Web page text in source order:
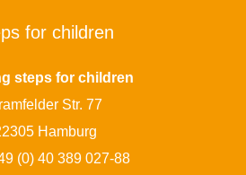
for children
steps for children
Str. 77
Hamburg
(0) 40 389 027-88